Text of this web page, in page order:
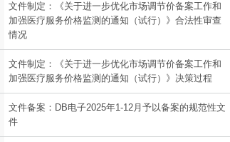
文件制定：《关于进一步优化市场调节价备案工作和
加强医疗服务价格监测的通知（试行）》合法性审查
情况
文件制定：《关于进一步优化市场调节价备案工作和
加强医疗服务价格监测的通知（试行）》决策过程
文件备案：DB电子2025年1-12月予以备案的规范性文
件